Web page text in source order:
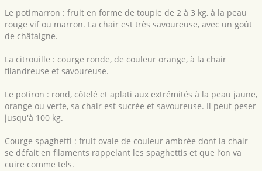
Le potimarron : fruit en forme de toupie de 2 à 3 kg, à la peau
rouge vif ou marron. La chair est très savoureuse, avec un goût
de châtaigne.
La citrouille : courge ronde, de couleur orange, à la chair
filandreuse et savoureuse.
Le potiron : rond, côtelé et aplati aux extrémités à la peau jaune,
orange ou verte, sa chair est sucrée et savoureuse. Il peut peser
jusqu'à 100 kg.
Courge spaghetti : fruit ovale de couleur ambrée dont la chair
se défait en filaments rappelant les spaghettis et que l’on va
cuire comme tels.